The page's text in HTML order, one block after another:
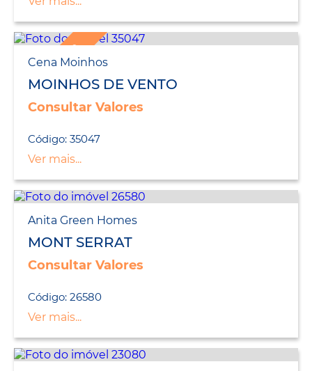
LANÇAMENTO
Cena Moinhos
MOINHOS DE VENTO
Consultar Valores
Código: 35047
Ver mais...
Anita Green Homes
MONT SERRAT
Consultar Valores
Código: 26580
Ver mais...